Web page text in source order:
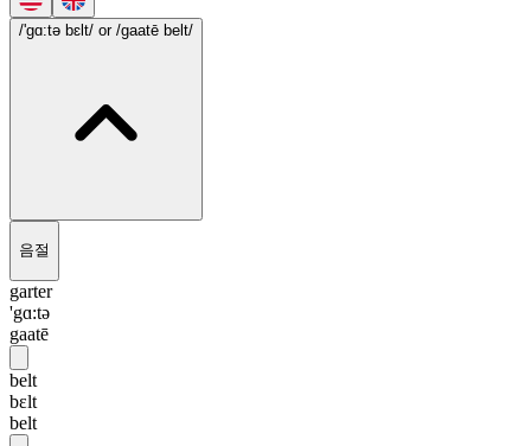
/'gɑ:tə bɛlt/ or /gaatē belt/
음절
garter
'gɑ:tə
gaatē
belt
bɛlt
belt